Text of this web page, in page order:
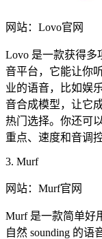
网站：Lovo官网
Lovo 是一款获得多
音平台，它能让你
业的语音，比如娱
音合成模型，让它
热门选择。你还可
重点、速度和音调
3. Murf
网站：Murf官网
Murf 是一款简单好
自然 sounding 的语